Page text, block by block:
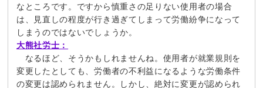
なところです。ですから慎重さの足りない使用者の場合
は、見直しの程度が行き過ぎてしまって労働紛争になって
しまうのではないでしょうか。
大熊社労士：
なるほど、そうかもしれませんね。使用者が就業規則を
変更したとしても、労働者の不利益になるような労働条件
の変更は認められません。しかし、絶対に変更が認められ